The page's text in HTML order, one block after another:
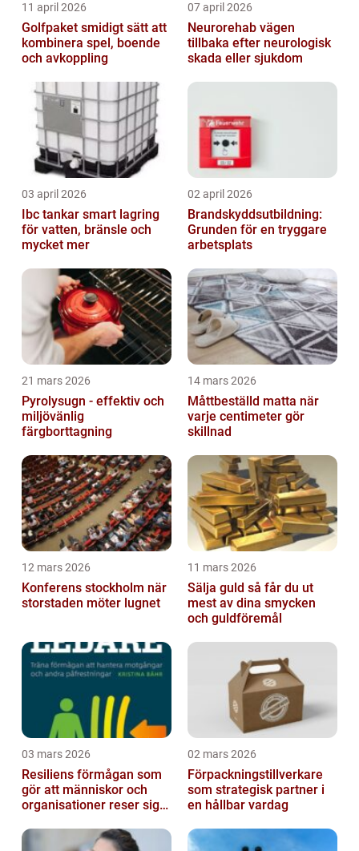
11 april 2026
Golfpaket smidigt sätt att
kombinera spel, boende
och avkoppling
07 april 2026
Neurorehab vägen
tillbaka efter neurologisk
skada eller sjukdom
03 april 2026
Ibc tankar smart lagring
för vatten, bränsle och
mycket mer
02 april 2026
Brandskyddsutbildning:
Grunden för en tryggare
arbetsplats
21 mars 2026
Pyrolysugn - effektiv och
miljövänlig
färgborttagning
14 mars 2026
Måttbeställd matta när
varje centimeter gör
skillnad
12 mars 2026
Konferens stockholm när
storstaden möter lugnet
11 mars 2026
Sälja guld så får du ut
mest av dina smycken
och guldföremål
03 mars 2026
Resiliens förmågan som
gör att människor och
organisationer reser sig
02 mars 2026
Förpackningstillverkare
som strategisk partner i
en hållbar vardag